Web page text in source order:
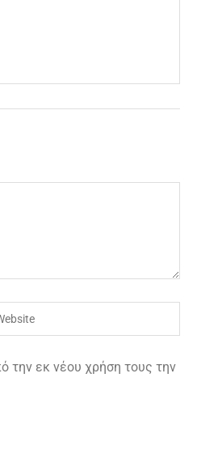
την εκ νέου χρήση τους την